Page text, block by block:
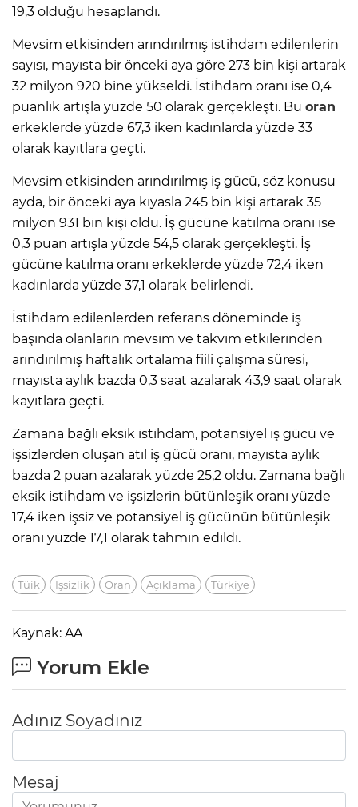
19,3 olduğu hesaplandı.
Mevsim etkisinden arındırılmış istihdam edilenlerin
sayısı, mayısta bir önceki aya göre 273 bin kişi artarak
32 milyon 920 bine yükseldi. İstihdam oranı ise 0,4
puanlık artışla yüzde 50 olarak gerçekleşti. Bu oran
erkeklerde yüzde 67,3 iken kadınlarda yüzde 33
olarak kayıtlara geçti.
Mevsim etkisinden arındırılmış iş gücü, söz konusu
ayda, bir önceki aya kıyasla 245 bin kişi artarak 35
milyon 931 bin kişi oldu. İş gücüne katılma oranı ise
0,3 puan artışla yüzde 54,5 olarak gerçekleşti. İş
gücüne katılma oranı erkeklerde yüzde 72,4 iken
kadınlarda yüzde 37,1 olarak belirlendi.
İstihdam edilenlerden referans döneminde iş
başında olanların mevsim ve takvim etkilerinden
arındırılmış haftalık ortalama fiili çalışma süresi,
mayısta aylık bazda 0,3 saat azalarak 43,9 saat olarak
kayıtlara geçti.
Zamana bağlı eksik istihdam, potansiyel iş gücü ve
işsizlerden oluşan atıl iş gücü oranı, mayısta aylık
bazda 2 puan azalarak yüzde 25,2 oldu. Zamana bağlı
eksik istihdam ve işsizlerin bütünleşik oranı yüzde
17,4 iken işsiz ve potansiyel iş gücünün bütünleşik
oranı yüzde 17,1 olarak tahmin edildi.
Tüik Işsizlik Oran Açıklama Türkiye
Kaynak: AA
Yorum Ekle
Adınız Soyadınız
Mesaj